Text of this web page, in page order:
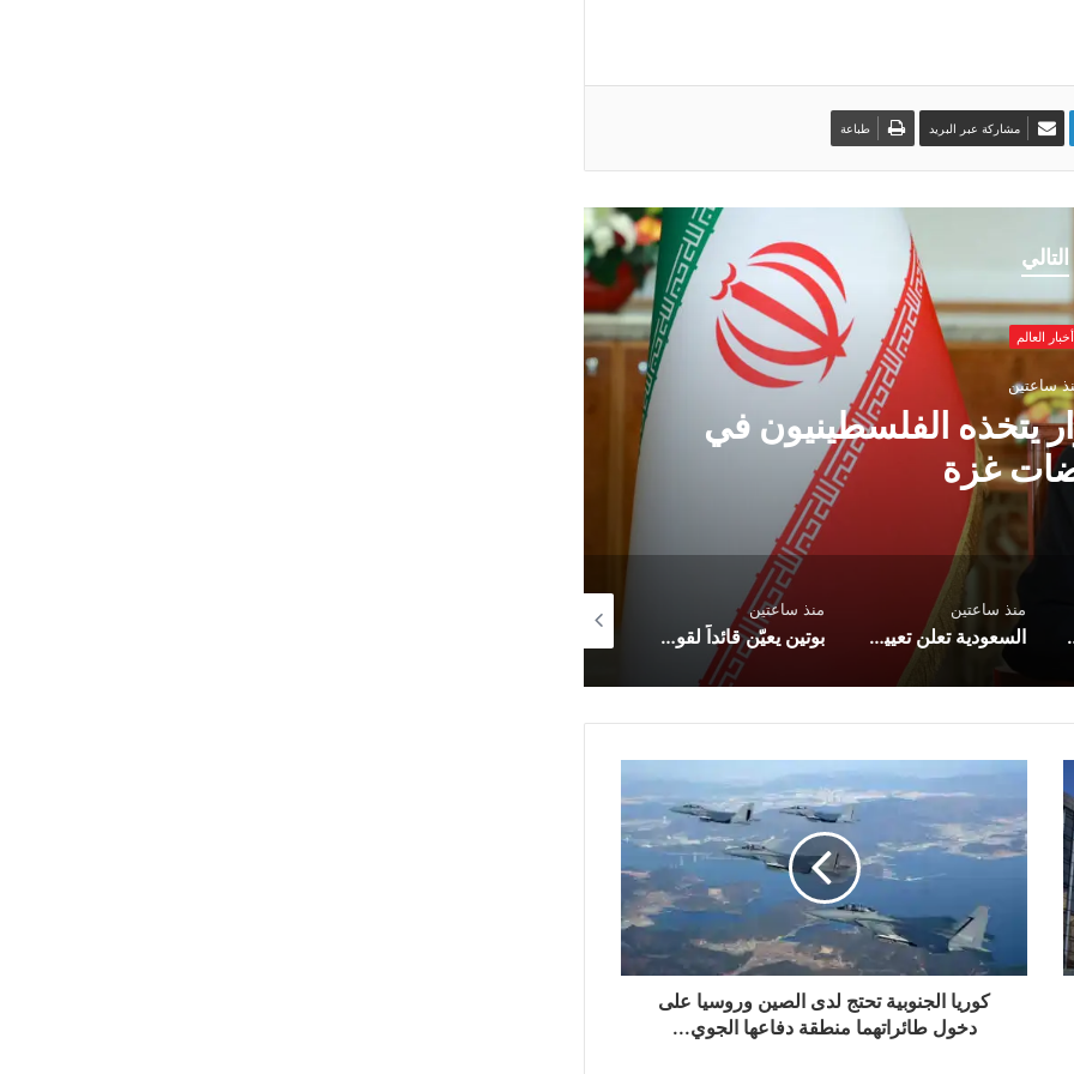
مشاركة عبر البريد طباعة
التالي
أخبار العالم
منذ ساعتين
إلى قائمة العقوبات
السعودية تعلن تعيين عبدالله الشهري قائدًا للتحالف البحري الدفاعي متعدد الجنسيات
منذ ساعتين
بوتين يعيّن قائداً لقوات المنظومات المُسيرة
منذ 3 ساعات
‎كوريا الجنوبية تحتج لدى الصين وروسيا على
دخول طائراتهما منطقة دفاعها الجوي...